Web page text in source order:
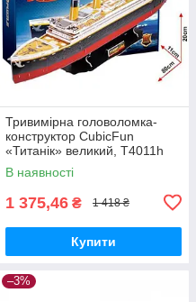
Тривимірна головоломка-
конструктор CubicFun
«Титанік» великий, T4011h
В наявності
1 375,46 ₴ 1 418 ₴
Купити
–3%